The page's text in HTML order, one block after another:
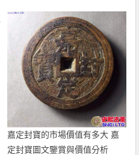
嘉定封寶的市場價值有多大 嘉
定封寶圖文鑒賞與價值分析